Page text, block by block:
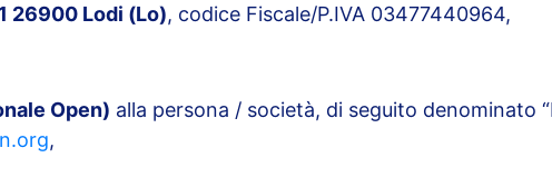
26900 Lodi (Lo), codice Fiscale/P.IVA 03477440964,
Open) alla persona / società, di seguito denominato
,